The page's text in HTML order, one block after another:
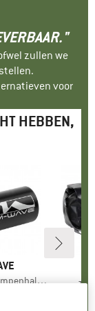
zullen we
voor
HEBBEN,